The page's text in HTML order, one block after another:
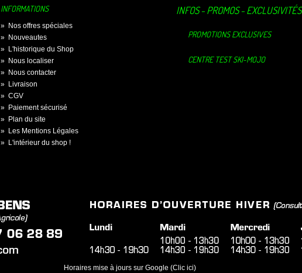
INFORMATIONS
» Nos offres spéciales
» Nouveautes
» L'historique du Shop
» Nous localiser
» Nous contacter
» Livraison
» CGV
» Paiement sécurisé
» Plan du site
» Les Mentions Légales
» L'intérieur du shop !
INFOS - PROMOS - EXCLUSIVITÉS
PROMOTIONS EXCLUSIVES
CENTRE TEST SKI-MOJO
Horaires mise à jours sur Google (Clic ici)